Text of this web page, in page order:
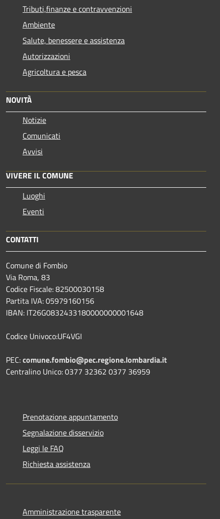
Tributi,finanze e contravvenzioni
Ambiente
Salute, benessere e assistenza
Autorizzazioni
Agricoltura e pesca
NOVITÀ
Notizie
Comunicati
Avvisi
VIVERE IL COMUNE
Luoghi
Eventi
CONTATTI
Comune di Fombio
Via Roma, 83
Codice Fiscale: 82500030158
Partita IVA: 05979160156
IBAN: IT26G0832433180000000001648
Codice Univoco:UF4VGI
PEC:comune.fombio@pec.regione.lombardia.it
Centralino Unico: 0377 32362 0377 36959
Prenotazione appuntamento
Segnalazione disservizio
Leggi le FAQ
Richiesta assistenza
Amministrazione trasparente